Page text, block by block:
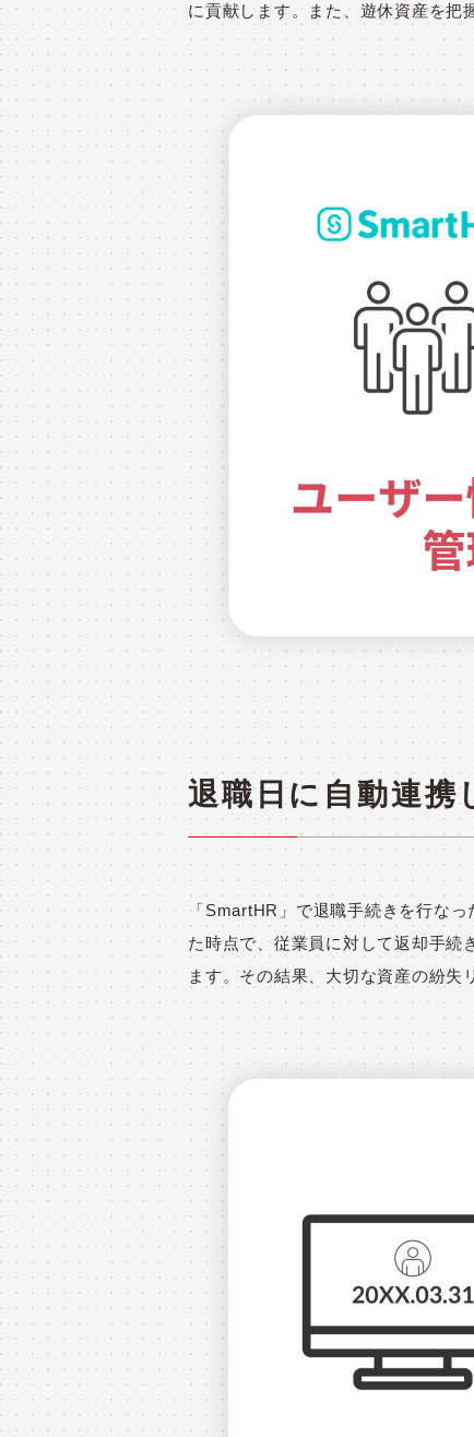
に貢献します。また、遊休資産を把
退職日に自動連携
「SmartHR 」で退職手続きを行な
た時点で、従業員に対して返却手続
ます。その結果、大切な資産の紛失